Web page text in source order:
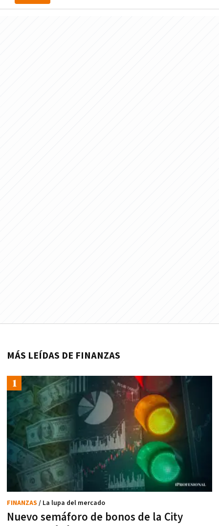
MÁS LEÍDAS DE FINANZAS
Nuevo semáforo de bonos de la City
FINANZAS / La lupa del mercado